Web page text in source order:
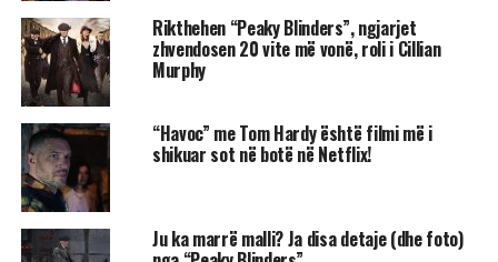
Rikthehen “Peaky Blinders”, ngjarjet
zhvendosen 20 vite më vonë, roli i Cillian
Murphy
“Havoc” me Tom Hardy është filmi më i
shikuar sot në botë në Netflix!
Ju ka marrë malli? Ja disa detaje (dhe foto)